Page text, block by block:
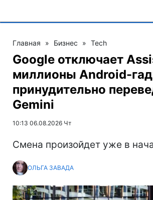
Главная » Бизнес » Tech
Google отключает
миллионы Android-
принудительно
Gemini
10:13 06.08.2026 Чт
Смена произойдет уже в
ОЛЬГА ЗАВАДА